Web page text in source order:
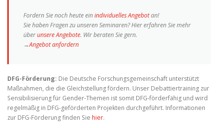
Fordern Sie noch heute einindividuelles Angebotan!
Sie haben Fragen zu unseren Seminaren? Hier erfahren Sie mehr
überunsere Angebote. Wir beraten Sie gern.
→Angebot anfordern
DFG-Förderung: Die Deutsche Forschungsgemeinschaft unterstützt
Maßnahmen, die die Gleichstellung fördern. Unser Debattiertraining zur
Sensibilisierung für Gender-Themen ist somit DFG-förderfähig und wird
regelmäßig in DFG-geförderten Projekten durchgeführt. Informationen
zur DFG-Förderung finden Sie hier.